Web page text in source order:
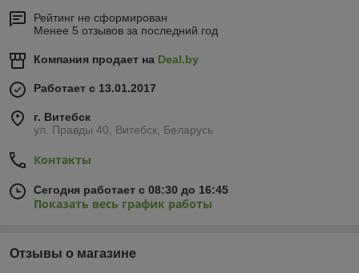
Рейтинг не сформирован
Менее 5 отзывов за последний год
Компания продает на Deal.by
Работает с 13.01.2017
г. Витебск
ул. Правды 40, Витебск, Беларусь
Контакты
Сегодня работает с 08:30 до 16:45
Показать весь график работы
Отзывы о магазине